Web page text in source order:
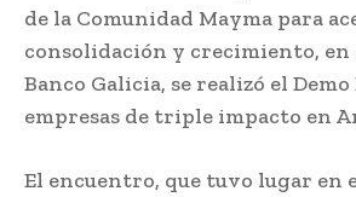
de la Comunidad Mayma para
consolidación y crecimiento, en
Banco Galicia, se realizó el Demo
empresas de triple impacto en
El encuentro, que tuvo lugar en